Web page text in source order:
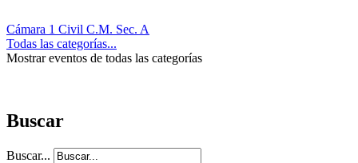
Cámara 1 Civil C.M. Sec. A
Todas las categorías...
Mostrar eventos de todas las categorías
Buscar
Buscar...